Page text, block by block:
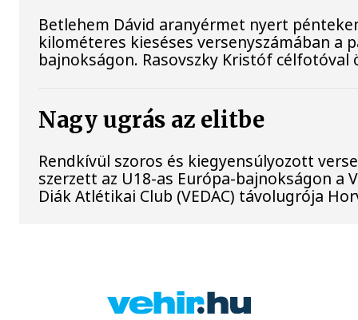
Betlehem Dávid aranyérmet nyert
kilométeres kieséses versenyszámában a
bajnokságon. Rasovszky Kristóf
Nagy ugrás az elitbe
Rendkívül szoros és kiegyensúlyozott
szerzett az U18-as Európa-bajnokságon a
Diák Atlétikai Club (VEDAC) távolugrója